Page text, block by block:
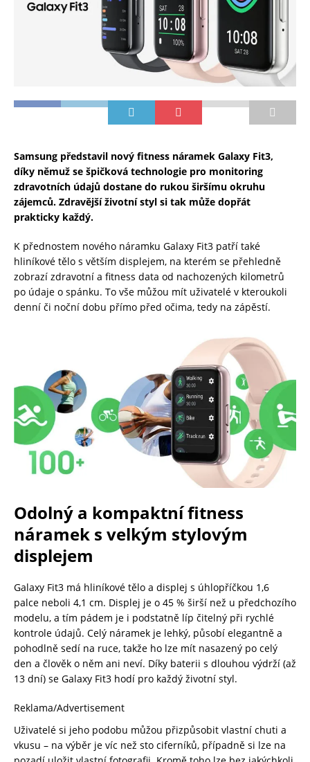
Samsung představil nový fitness náramek Galaxy Fit3,
díky němuž se špičková technologie pro monitoring
zdravotních údajů dostane do rukou širšímu okruhu
zájemců. Zdravější životní styl si tak může dopřát
prakticky každý.
K přednostem nového náramku Galaxy Fit3 patří také
hliníkové tělo s větším displejem, na kterém se přehledně
zobrazí zdravotní a fitness data od nachozených kilometrů
po údaje o spánku. To vše můžou mít uživatelé v kteroukoli
denní či noční dobu přímo před očima, tedy na zápěstí.
Odolný a kompaktní fitness
náramek s velkým stylovým
displejem
Galaxy Fit3 má hliníkové tělo a displej s úhlopříčkou 1,6
palce neboli 4,1 cm. Displej je o 45 % širší než u předchozího
modelu, a tím pádem je i podstatně líp čitelný při rychlé
kontrole údajů. Celý náramek je lehký, působí elegantně a
pohodlně sedí na ruce, takže ho lze mít nasazený po celý
den a člověk o něm ani neví. Díky baterii s dlouhou výdrží (až
13 dní) se Galaxy Fit3 hodí pro každý životní styl.
Reklama/Advertisement
Uživatelé si jeho podobu můžou přizpůsobit vlastní chuti a
vkusu – na výběr je víc než sto ciferníků, případně si lze na